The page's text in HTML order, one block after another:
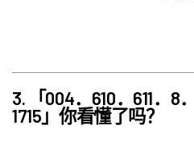
3. 「004．610．611．8．
1715」你看懂了吗？